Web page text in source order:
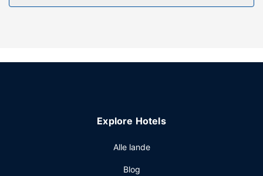
Gå ikke glip af de rekreative tilbud, inklusive en indendørs
Gæsterne har blandt andet adgang til gratis
renseri/vaskeservice. Planlægger du et arrangement i
Explore Hotels
Alle lande
Blog